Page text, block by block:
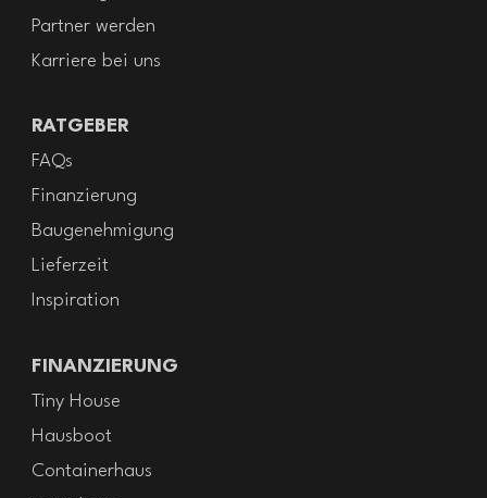
Partner werden
Karriere bei uns
RATGEBER
FAQs
Finanzierung
Baugenehmigung
Lieferzeit
Inspiration
FINANZIERUNG
Tiny House
Hausboot
Containerhaus